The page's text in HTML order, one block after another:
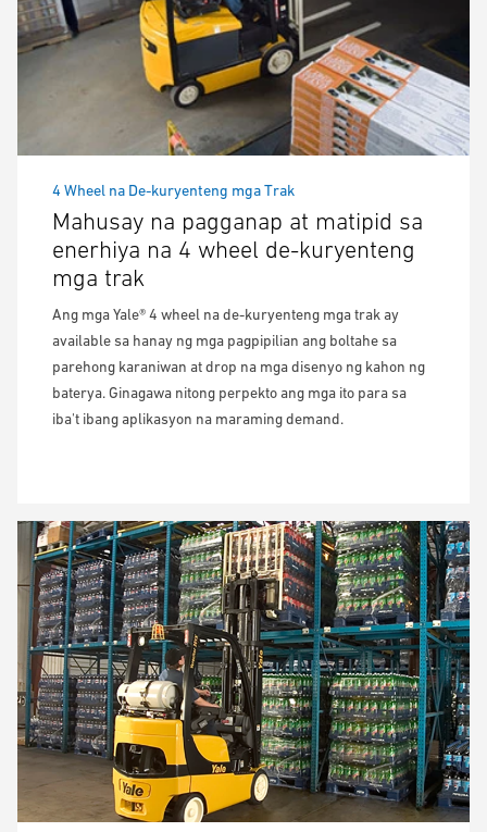
4 Wheel na De-kuryenteng mga Trak
Mahusay na pagganap at matipid sa
enerhiya na 4 wheel de-kuryenteng
mga trak
Ang mga Yale® 4 wheel na de-kuryenteng mga trak ay
available sa hanay ng mga pagpipilian ang boltahe sa
parehong karaniwan at drop na mga disenyo ng kahon ng
baterya. Ginagawa nitong perpekto ang mga ito para sa
iba't ibang aplikasyon na maraming demand.